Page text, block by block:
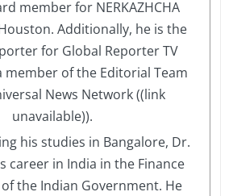
member for NERKAZHCHA
Additionally, he is the
for Global Reporter TV
member of the Editorial Team
News Network ((link
unavailable)).
his studies in Bangalore, Dr.
career in India in the Finance
the Indian Government. He